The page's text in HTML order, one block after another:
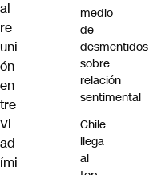
al
re
uni
ón
en
tre
Vl
ad
ími
medio
de
desmentidos
sobre
relación
sentimental
Chile
llega
al